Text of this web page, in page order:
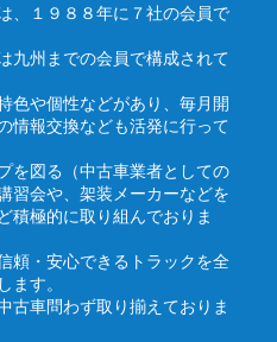
、１９８８年に７社の会員で
九州までの会員で構成されて
色や個性などがあり、毎月開
情報交換なども活発に行って
を図る（中古車業者としての
習会や、架装メーカーなどを
積極的に取り組んでおりま
頼・安心できるトラックを全
す。
古車問わず取り揃えておりま